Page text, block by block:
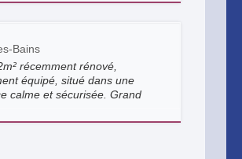
Bains
récemment rénové,
équipé, situé dans une
calme et sécurisée. Grand